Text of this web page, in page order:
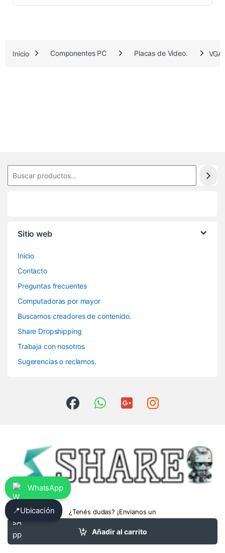
Añadir al carrito
.
5
5
Inicio Componentes PC Placas de Video.
Sitio web
Inicio
Contacto
Preguntas frecuentes
Computadoras por mayor
Buscamos creadores de contenido.
Share Dropshipping
Trabaja con nosotros
Sugerencias o reclamos.
¿Tenés dudas? ¡Envianos un
whatsapp!
3413475962
WhatsApp
📍Ubicación